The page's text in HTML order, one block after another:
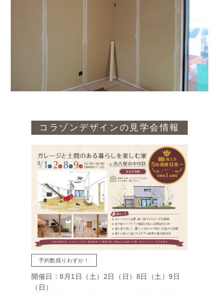
コラゾンデザインの見学会情報
予約数残りわずか！
開催日：8月1日（土）2日（日）8日（土）9日
（日）